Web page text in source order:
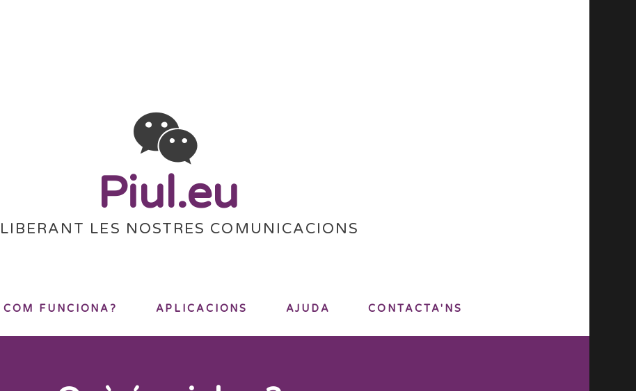
Piul.eu
LES NOSTRES COMUNICACIONS
COM FUNCIONA? APLICACIONS AJUDA CONTACTA'NS